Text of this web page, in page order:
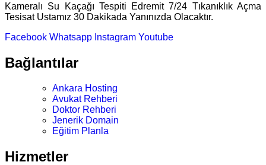
Kameralı Su Kaçağı Tespiti Edremit 7/24 Tıkanıklık Açma
Tesisat Ustamız 30 Dakikada Yanınızda Olacaktır.
Facebook Whatsapp Instagram Youtube
Bağlantılar
Ankara Hosting
Avukat Rehberi
Doktor Rehberi
Jenerik Domain
Eğitim Planla
Hizmetler